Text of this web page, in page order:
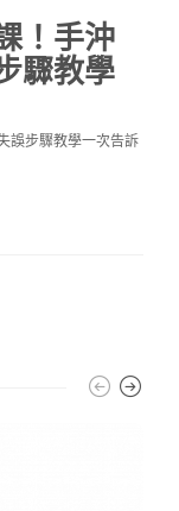
！手沖
驟教學
誤步驟教學一次告訴